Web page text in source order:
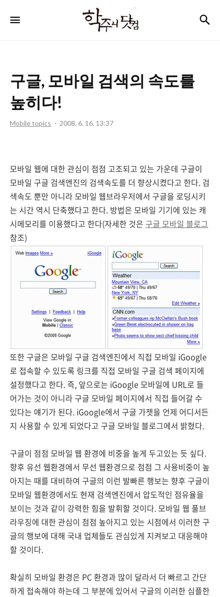
주
컴
구글, 모바일 검색의 속도를
높히다!
Mobile topics 2008. 6. 16. 13:37
모바일 웹에 대한 관심이 점점 고조되고 있는 가운데 구글이
모바일 구글 검색엔진의 검색속도를 더 향상시켰다고 한다. 검
색속도 뿐만 아니라 모바일 웹브라우저에서 구글을 로딩시키
는 시간 역시 단축했다고 한다. 방법은 모바일 기기에 있는 캐
시메모리를 이용했다고 한다(자세한 것은 구글 모바일 블로그
참조)
또한 구글은 모바일 구글 검색엔진에서 직접 모바일 iGoogle
로 접속할 수 있도록 링크를 직접 모바일 구글 검색 페이지에
설정했다고 한다. 즉, 앞으로는 iGoogle 모바일에 URL로 들
어가는 것이 아니라 구글 모바일 페이지에서 직접 들어갈 수
있다는 얘기가 된다. iGoogle에서 구글 가젯을 언제 어디서든
지 사용할 수 있게 되었다고 구글 모바일 블로그에서 밝혔다.
구글이 점점 모바일 웹 환경에 비중을 높게 두고있는 듯 싶다.
향후 유선 웹환경에서 무선 웹환경으로 점점 그 사용비중이 높
아지는 때를 대비하여 구글의 이런 발빠른 행보는 향후 구글이
모바일 웹환경에서도 현재 검색엔진에서 압도적인 점유율을
보이는 것과 같이 강력한 힘을 발휘할 것이다. 모바일 웹 풀브
라우징에 대한 관심이 점점 높아지고 있는 시점에서 이러한 구
글의 행보에 대해 국내 업체들도 관심있게 지켜보고 대응해야
할 것이다.
확실히 모바일 환경은 PC 환경과 많이 달라서 더 빠르고 간단
하게 접속해야 하는데 그 부분에 있어서 구글의 이러한 심플한